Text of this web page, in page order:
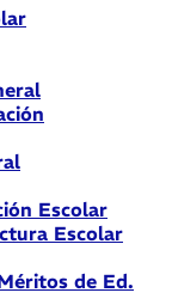
Escolar
Escolar
de Ed.